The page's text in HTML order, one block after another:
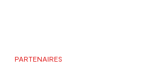
PARTENAIRES